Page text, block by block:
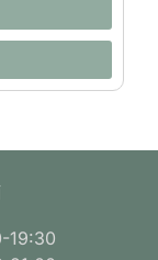
19:30